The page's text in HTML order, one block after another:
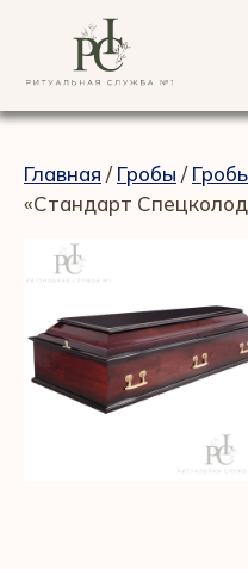
Главная /Гробы /
«Стандарт